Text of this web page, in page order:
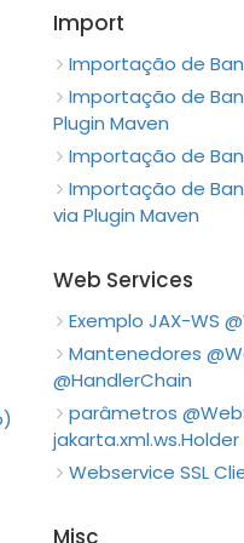
Import
Importação de
Importação de
Plugin Maven
Importação de
Importação de
via Plugin Maven
Web Services
Exemplo JAX-WS
Mantenedores
@HandlerChain
parâmetros
jakarta.xml.ws.Holder
Webservice SSL
Misc